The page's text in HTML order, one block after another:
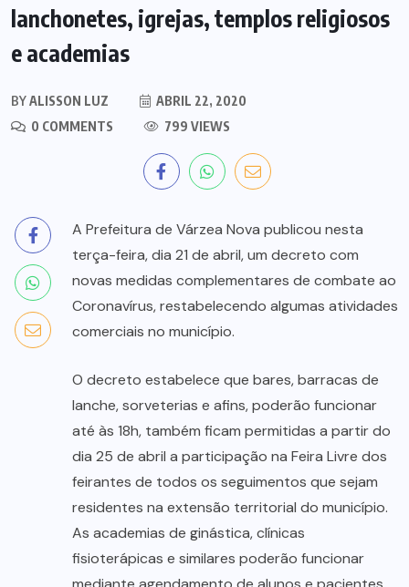
lanchonetes, igrejas, templos religiosos
e academias
BYALISSON LUZ
ABRIL 22, 2020
0 COMMENTS
799 VIEWS
A Prefeitura de Várzea Nova publicou nesta
terça-feira, dia 21 de abril, um decreto com
novas medidas complementares de combate ao
Coronavírus, restabelecendo algumas atividades
comerciais no município.
O decreto estabelece que bares, barracas de
lanche, sorveterias e afins, poderão funcionar
até às 18h, também ficam permitidas a partir do
dia 25 de abril a participação na Feira Livre dos
feirantes de todos os seguimentos que sejam
residentes na extensão territorial do município.
As academias de ginástica, clínicas
fisioterápicas e similares poderão funcionar